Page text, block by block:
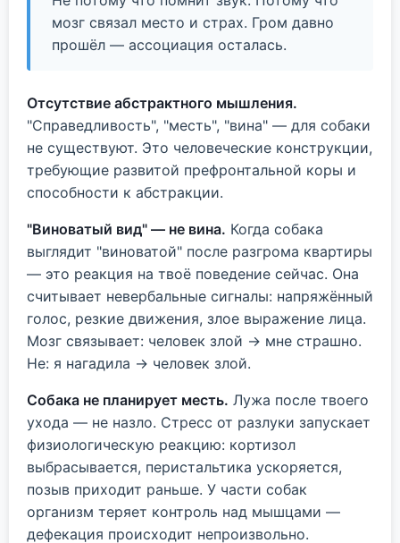
мозг связал место и страх. Гром давно
прошёл — ассоциация осталась.
Отсутствие абстрактного мышления.
"Справедливость", "месть", "вина" — для собаки
не существуют. Это человеческие конструкции,
требующие развитой префронтальной коры и
способности к абстракции.
"Виноватый вид" — не вина. Когда собака
выглядит "виноватой" после разгрома квартиры
— это реакция на твоё поведение сейчас. Она
считывает невербальные сигналы: напряжённый
голос, резкие движения, злое выражение лица.
Мозг связывает: человек злой → мне страшно.
Не: я нагадила → человек злой.
Собака не планирует месть. Лужа после твоего
ухода — не назло. Стресс от разлуки запускает
физиологическую реакцию: кортизол
выбрасывается, перистальтика ускоряется,
позыв приходит раньше. У части собак
организм теряет контроль над мышцами —
дефекация происходит непроизвольно.